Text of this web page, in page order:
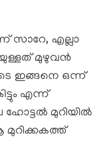
എല്ലാ
മുഴുവൻ
ഇങ്ങനെ ഒന്ന്
എന്ന്
ഹോട്ടൽ മുറിയിൽ